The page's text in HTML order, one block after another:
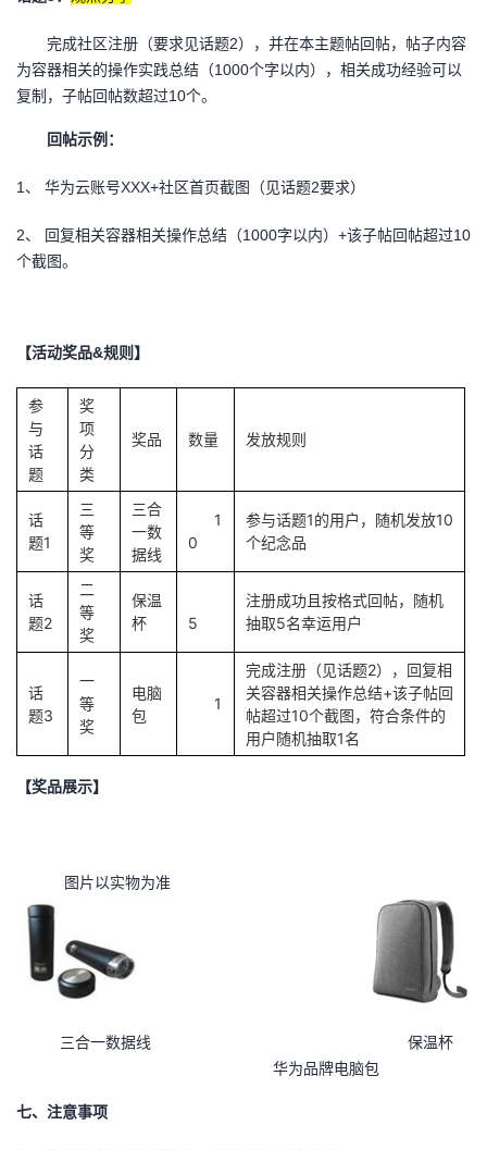
完成社区注册（要求见话题2），并在本主题帖回帖，帖子内容
为容器相关的操作实践总结（1000个字以内），相关成功经验可以
复制，子帖回帖数超过10个。
回帖示例：
1、 华为云账号XXX+社区首页截图（见话题2要求）
2、
回复相关容器相关操作总结（1000字以内）+该子帖回帖超过10
个截图。
【活动奖品&规则】
参
与
话
题
奖
项
分
类
奖品 数量 发放规则
话
题1
三
等
奖
三合
一数
据线
1
0
参与话题1的用户，随机发放10
个纪念品
话
题2
二
等
奖
保温
杯
5
注册成功且按格式回帖，随机
抽取5名幸运用户
话
题3
一
等
奖
电脑
包
1
完成注册（见话题2），回复相
关容器相关操作总结+该子帖回
帖超过10个截图，符合条件的
用户随机抽取1名
【奖品展示】
图片以实物为准
三合一数据线 保温杯
华为品牌电脑包
七、注意事项